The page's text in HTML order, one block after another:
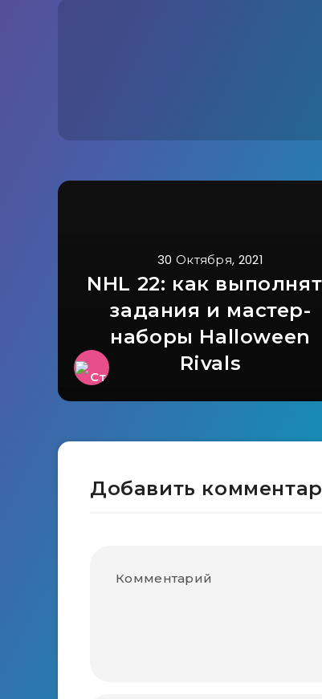
30 Октября, 2021
NHL 22: как
задания и мастер-
наборы Halloween
Rivals
Добавить